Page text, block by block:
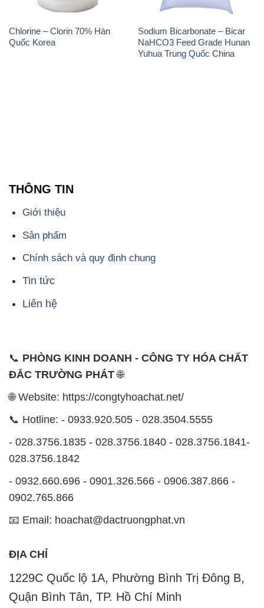
Chlorine – Clorin 70% Hàn
Quốc Korea
Sodium Bicarbonate – Bicar
NaHCO3 Feed Grade Hunan
Yuhua Trung Quốc China
THÔNG TIN
Giới thiệu
Sản phẩm
Chính sách và quy định chung
Tin tức
Liên hệ
📞 PHÒNG KINH DOANH - CÔNG TY HÓA CHẤT
ĐẮC TRƯỜNG PHÁT🌐
🌐 Website: https://congtyhoachat.net/
📞 Hotline: - 0933.920.505 - 028.3504.5555
- 028.3756.1835 - 028.3756.1840 - 028.3756.1841-
028.3756.1842
- 0932.660.696 - 0901.326.566 - 0906.387.866 -
0902.765.866
📧 Email: hoachat@dactruongphat.vn
ĐỊA CHỈ
1229C Quốc lộ 1A, Phường Bình Trị Đông B,
Quận Bình Tân, TP. Hồ Chí Minh